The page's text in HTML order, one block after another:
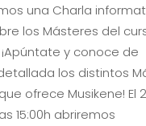
una Charla
los Másteres del
y conoce de
los distintos
ofrece Musikene! El
15:00h abriremos